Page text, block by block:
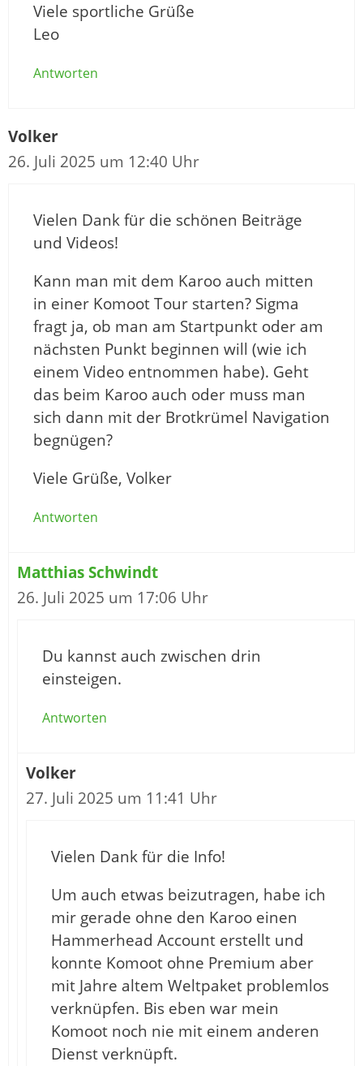
Viele sportliche Grüße
Leo
Antworten
Volker
26. Juli 2025 um 12:40 Uhr
Vielen Dank für die schönen Beiträge
und Videos!
Kann man mit dem Karoo auch mitten
in einer Komoot Tour starten? Sigma
fragt ja, ob man am Startpunkt oder am
nächsten Punkt beginnen will (wie ich
einem Video entnommen habe). Geht
das beim Karoo auch oder muss man
sich dann mit der Brotkrümel Navigation
begnügen?
Viele Grüße, Volker
Antworten
Matthias Schwindt
26. Juli 2025 um 17:06 Uhr
Du kannst auch zwischen drin
einsteigen.
Antworten
Volker
27. Juli 2025 um 11:41 Uhr
Vielen Dank für die Info!
Um auch etwas beizutragen, habe ich
mir gerade ohne den Karoo einen
Hammerhead Account erstellt und
konnte Komoot ohne Premium aber
mit Jahre altem Weltpaket problemlos
verknüpfen. Bis eben war mein
Komoot noch nie mit einem anderen
Dienst verknüpft.